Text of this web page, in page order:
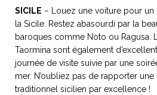
SICILE – Louez une voiture pour
la Sicile. Restez abasourdi par la
baroques comme Noto ou Ragusa.
Taormina sont également
journée de visite suivie par une
mer. N’oubliez pas de rapporter une
traditionnel sicilien par excellence !